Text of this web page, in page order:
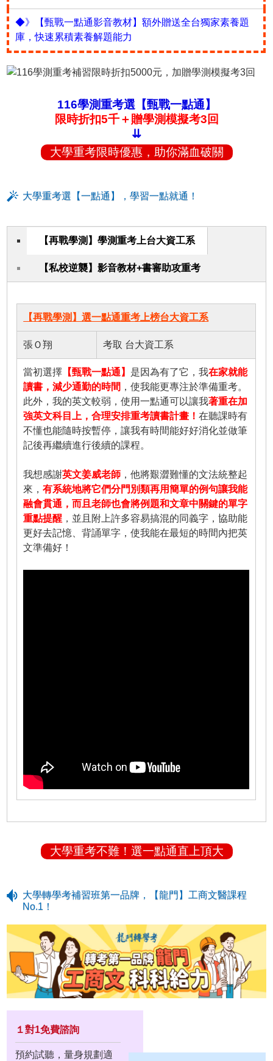
◆》【甄戰一點通影音教材】額外贈送全台獨家素養題
庫，快速累積素養解題能力
116學測重考選【甄戰一點通】
限時折扣5千＋贈學測模擬考3回
⇊
大學重考限時優惠，助你滿血破關
大學重考選【一點通】，學習一點就通！
【再戰學測】學測重考上台大資工系
【私校逆襲】影音教材+書審助攻重考
【再戰學測】選一點通重考上榜台大資工系
張Ｏ翔 考取 台大資工系
當初選擇 【甄戰一點通】 是因為有了它，我在家就能
讀書，減少通勤的時間 ，使我能更專注於準備重考。
此外，我的英文較弱，使用一點通可以讓我著重在加
強英文科目上，合理安排重考讀書計畫！在聽課時有
不懂也能隨時按暫停，讓我有時間能好好消化並做筆
記後再繼續進行後續的課程。
我想感謝英文姜威老師 ，他將艱澀難懂的文法統整起
來，有系統地將它們分門別類再用簡單的例句讓我能
融會貫通，而且老師也會將例題和文章中關鍵的單字
重點提醒 ，並且附上許多容易搞混的同義字，協助能
更好去記憶、背誦單字，使我能在最短的時間內把英
文準備好！
大學重考不難！選一點通直上頂大
大學轉學考補習班第一品牌，【龍門】工商文醫課程
No.1！
１對1免費諮詢
預約試聽，量身規劃適